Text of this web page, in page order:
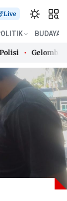
Live
BUDAYA
Gelombang
Gelombang